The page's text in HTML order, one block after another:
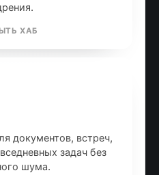
ХАБ
документов, встреч,
задач без
шума.